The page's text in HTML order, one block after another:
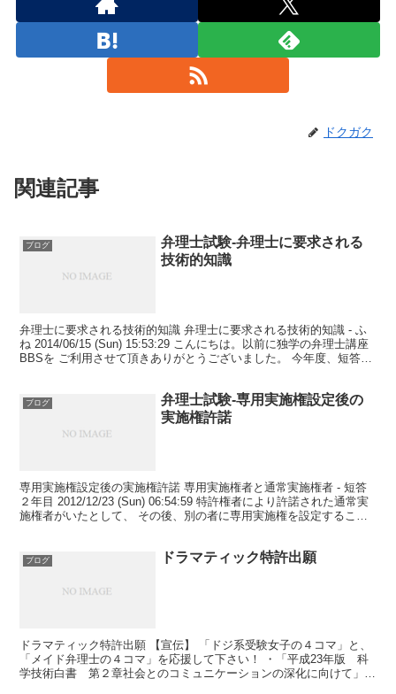
ドクガク
関連記事
ブログ
弁理士試験-弁理士に要求される
技術的知識
弁理士に要求される技術的知識 弁理士に要求される技術的知識 - ふ
ね 2014/06/15 (Sun) 15:53:29 こんにちは。以前に独学の弁理士講座
BBSを ご利用させて頂きありがとうございました。 今年度、短答試
ブログ
弁理士試験-専用実施権設定後の
実施権許諾
専用実施権設定後の実施権許諾 専用実施権者と通常実施権者 - 短答
２年目 2012/12/23 (Sun) 06:54:59 特許権者により許諾された通常実
施権者がいたとして、 その後、別の者に専用実施権を設定すること
ブログ ドラマティック特許出願
ドラマティック特許出願 【宣伝】 「ドジ系受験女子の４コマ」と、
「メイド弁理士の４コマ」を応援して下さい！ ・「平成23年版 科
学技術白書 第２章社会とのコミュニケーションの深化に向けて」